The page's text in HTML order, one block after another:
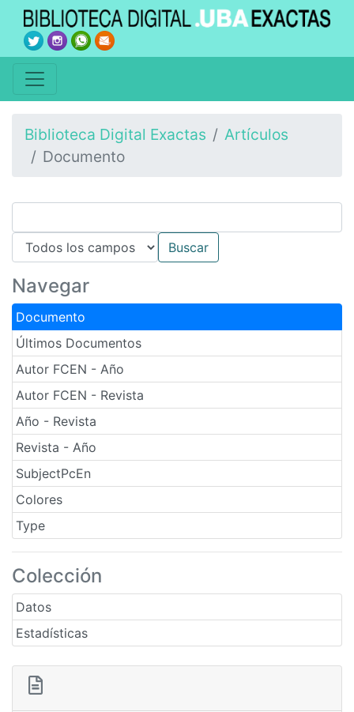
Biblioteca Digital Exactas
Artículos
Documento
Navegar
Documento
Últimos Documentos
Autor FCEN - Año
Autor FCEN - Revista
Año - Revista
Revista - Año
SubjectPcEn
Colores
Type
Colección
Datos
Estadísticas